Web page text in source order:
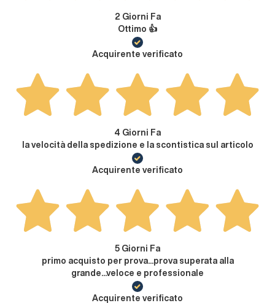
2 Giorni Fa
Ottimo 👍
Acquirente verificato
4 Giorni Fa
la velocità della spedizione e la scontistica sul articolo
Acquirente verificato
5 Giorni Fa
primo acquisto per prova...prova superata alla
grande...veloce e professionale
Acquirente verificato